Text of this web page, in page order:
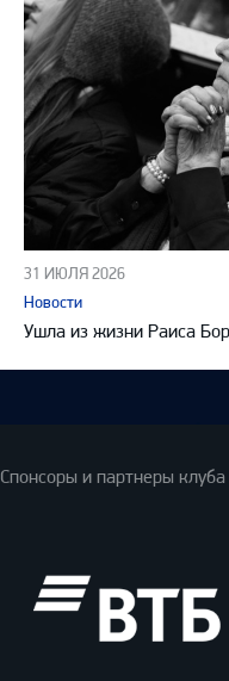
31 ИЮЛЯ 2026
Новости
Ушла из жизни Раиса
Спонсоры и партнеры клуба